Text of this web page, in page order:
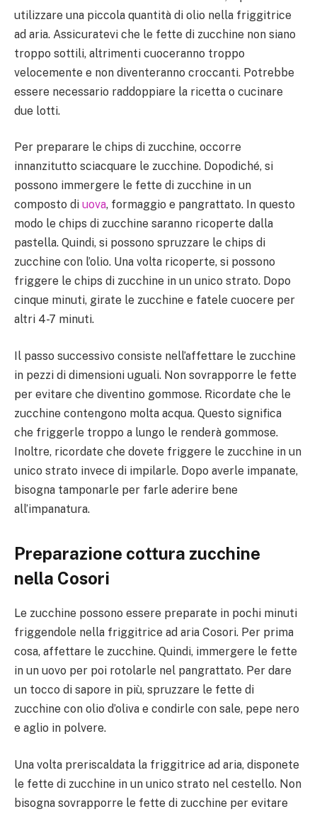
utilizzare una piccola quantità di olio nella friggitrice
ad aria. Assicuratevi che le fette di zucchine non siano
troppo sottili, altrimenti cuoceranno troppo
velocemente e non diventeranno croccanti. Potrebbe
essere necessario raddoppiare la ricetta o cucinare
due lotti.
Per preparare le chips di zucchine, occorre
innanzitutto sciacquare le zucchine. Dopodiché, si
possono immergere le fette di zucchine in un
composto di uova, formaggio e pangrattato. In questo
modo le chips di zucchine saranno ricoperte dalla
pastella. Quindi, si possono spruzzare le chips di
zucchine con l’olio. Una volta ricoperte, si possono
friggere le chips di zucchine in un unico strato. Dopo
cinque minuti, girate le zucchine e fatele cuocere per
altri 4-7 minuti.
Il passo successivo consiste nell’affettare le zucchine
in pezzi di dimensioni uguali. Non sovrapporre le fette
per evitare che diventino gommose. Ricordate che le
zucchine contengono molta acqua. Questo significa
che friggerle troppo a lungo le renderà gommose.
Inoltre, ricordate che dovete friggere le zucchine in un
unico strato invece di impilarle. Dopo averle impanate,
bisogna tamponarle per farle aderire bene
all’impanatura.
Preparazione cottura zucchine
nella Cosori
Le zucchine possono essere preparate in pochi minuti
friggendole nella friggitrice ad aria Cosori. Per prima
cosa, affettare le zucchine. Quindi, immergere le fette
in un uovo per poi rotolarle nel pangrattato. Per dare
un tocco di sapore in più, spruzzare le fette di
zucchine con olio d’oliva e condirle con sale, pepe nero
e aglio in polvere.
Una volta preriscaldata la friggitrice ad aria, disponete
le fette di zucchine in un unico strato nel cestello. Non
bisogna sovrapporre le fette di zucchine per evitare